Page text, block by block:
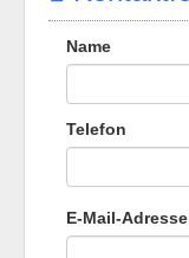
Name
Telefon
E-Mail-Adresse